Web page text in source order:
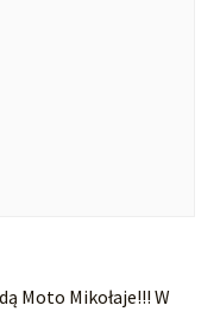
Moto Mikołaje!!! W